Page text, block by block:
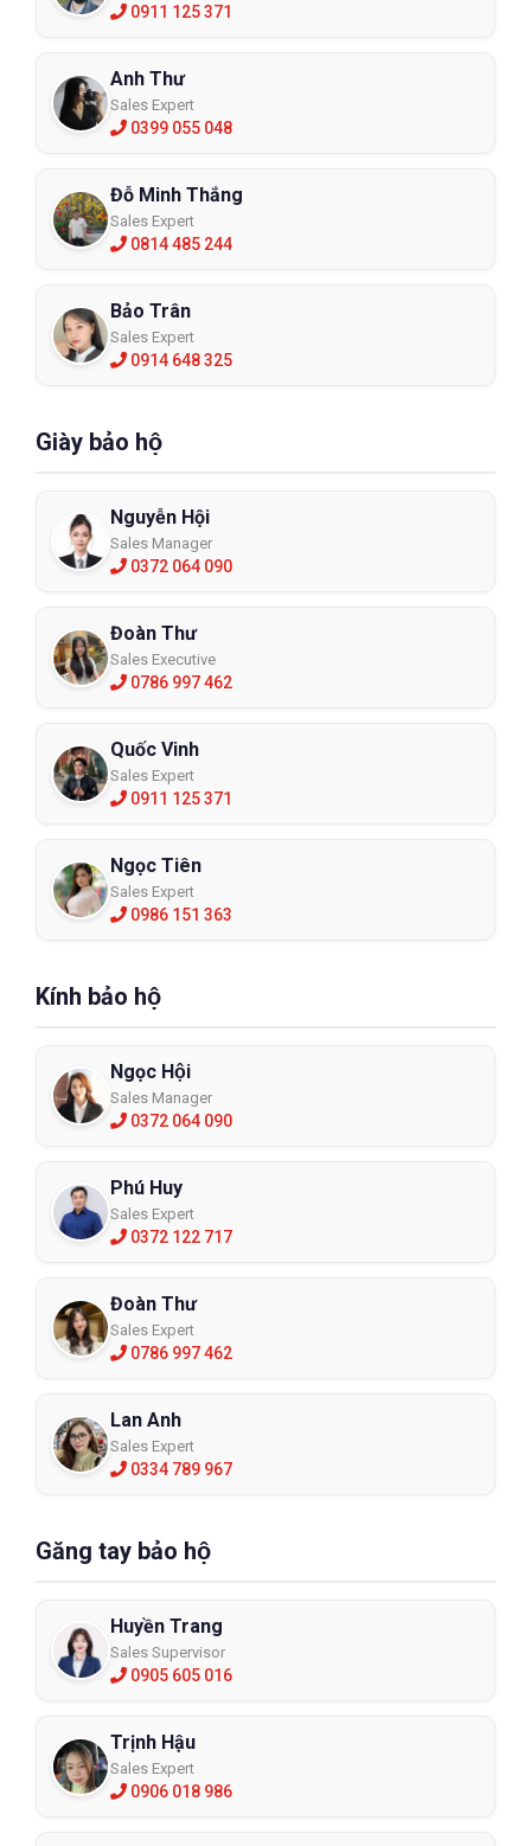
0911 125 371
Anh Thư
Sales Expert
0399 055 048
Đỗ Minh Thắng
Sales Expert
0814 485 244
Bảo Trân
Sales Expert
0914 648 325
Giày bảo hộ
Nguyễn Hội
Sales Manager
0372 064 090
Đoàn Thư
Sales Executive
0786 997 462
Quốc Vinh
Sales Expert
0911 125 371
Ngọc Tiên
Sales Expert
0986 151 363
Kính bảo hộ
Ngọc Hội
Sales Manager
0372 064 090
Phú Huy
Sales Expert
0372 122 717
Đoàn Thư
Sales Expert
0786 997 462
Lan Anh
Sales Expert
0334 789 967
Găng tay bảo hộ
Huyền Trang
Sales Supervisor
0905 605 016
Trịnh Hậu
Sales Expert
0906 018 986